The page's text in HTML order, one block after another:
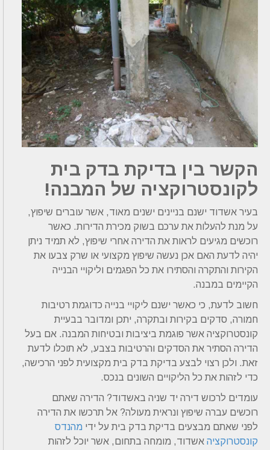
הקשר בין בדיקת בדק בית
לקונסטרוקציה של המבנה!
בעיר אשדוד ישנם בניינים ישנים מאוד, אשר עוברים שיפוץ,
על מנת להעלות את ערכם בשוק מכירת הדירות. כאשר
רוכשים מגיעים לראות את הדירה אחרי שיפוץ, לא תמיד ניתן
יהיה לדעת האם אכן נעשה שיפוץ מקצועי או שרק צבעו את
הקירות והתקרה והסתירו את כל הפגמים וליקויי הבנייה
הקיימים במבנה.
חשוב לדעת, כי כאשר ישנם ליקויי בנייה כדוגמת רטיבות
חמורה, סדקים בקירות ובתקרה, יתכן ומדובר בבעיית
קונסטרוקציה אשר פוגמת ביציבות ובטיחות המבנה. אם בעל
הדירה הסתיר את הסדקים והרטיבות בצבע, לא תוכלו לדעת
זאת. ולכן רצוי לבצע בדיקת בדק בית מקצועית לפני הרכישה,
כדי לזהות את כל הליקויים השונים בנכס.
עומדים לרכוש דירה יד שניה באשדוד? הדירה שאתם
רוכשים עברה שיפוץ ונראית מעולה? אל תרכשו את הדירה
לפני שאתם מבצעים בדיקת בדק בית על ידי מהנדס
קונסטרוקציה אשדוד, מומחה בתחום, אשר יוכל לזהות